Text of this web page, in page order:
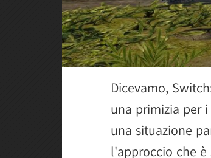
Dicevamo,
una primizia per
una situazione
l'approccio che